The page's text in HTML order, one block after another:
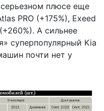
плюсе еще
PRO (+175%), Exeed
А сильнее
суперпопулярный Kia
почти нет у